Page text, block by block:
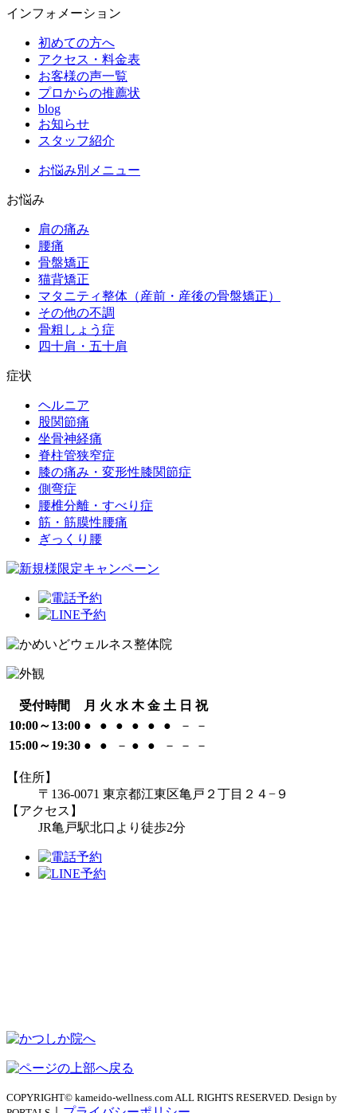
インフォメーション
初めての方へ
アクセス・料金表
お客様の声一覧
プロからの推薦状
blog
お知らせ
スタッフ紹介
お悩み別メニュー
お悩み
肩の痛み
腰痛
骨盤矯正
猫背矯正
マタニティ整体（産前・産後の骨盤矯正）
その他の不調
骨粗しょう症
四十肩・五十肩
症状
ヘルニア
股関節痛
坐骨神経痛
脊柱管狭窄症
膝の痛み・変形性膝関節症
側弯症
腰椎分離・すべり症
筋・筋膜性腰痛
ぎっくり腰
受付時間 月 火 水 木 金 土 日 祝
10:00～13:00 ● ● ● ● ● ● －
－
15:00～19:30 ● ● － ● ● － － －
【住所】
〒136-0071 東京都江東区亀戸２丁目２４−９
【アクセス】
JR亀戸駅北口より徒歩2分
COPYRIGHT© kameido-wellness.com ALL RIGHTS RESERVED. Design by